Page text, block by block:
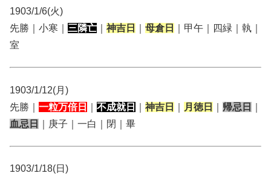
1903/1/6(火)
先勝｜小寒｜ 三隣亡 神吉日 母倉日
｜甲午｜四緑｜執｜
室
1903/1/12(月)
先勝｜ 一粒万倍日 不成就日 神吉日 月徳日 帰忌日
血忌日
｜庚子｜一白｜閉｜畢
1903/1/18(日)